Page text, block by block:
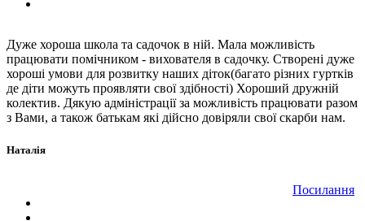
Дуже хороша школа та садочок в ній. Мала можливість
працювати помічником - вихователя в садочку. Створені дуже
хороші умови для розвитку наших діток(багато різних гуртків
де діти можуть проявляти свої здібності) Хороший дружній
колектив. Дякую адміністрації за можливість працювати разом
з Вами, а також батькам які дійсно довіряли свої скарби нам.
Наталія
Посилання